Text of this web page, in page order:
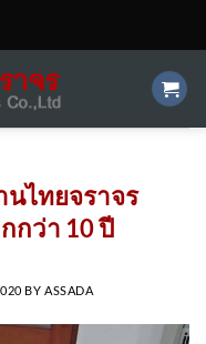
นไทยจราจร
กว่า 10 ปี
BY ASSADA